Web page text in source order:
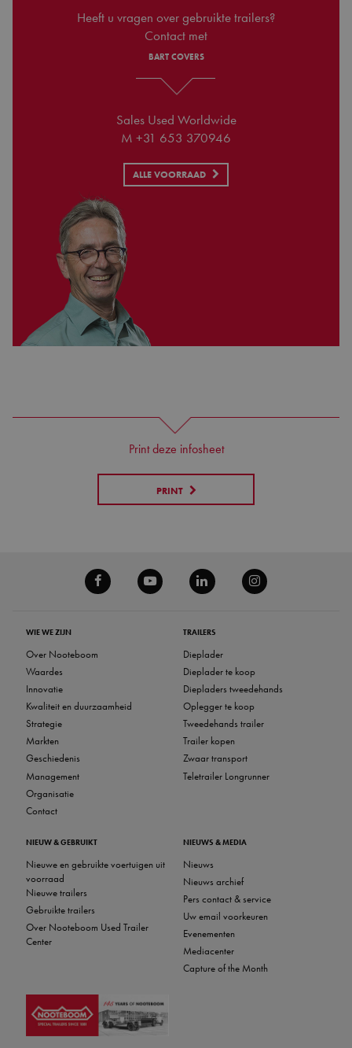
Heeft u vragen over gebruikte trailers?
Contact met
BART COVERS
Sales Used Worldwide
M +31 653 370946
ALLE VOORRAAD
Print deze infosheet
PRINT
WIE WE ZIJN
Over Nooteboom
Waardes
Innovatie
Kwaliteit en duurzaamheid
Strategie
Markten
Geschiedenis
Management
Organisatie
Contact
TRAILERS
Dieplader
Dieplader te koop
Diepladers tweedehands
Oplegger te koop
Tweedehands trailer
Trailer kopen
Zwaar transport
Teletrailer Longrunner
NIEUW & GEBRUIKT
Nieuwe en gebruikte voertuigen uit
voorraad
Nieuwe trailers
Gebruikte trailers
Over Nooteboom Used Trailer
Center
NIEUWS & MEDIA
Nieuws
Nieuws archief
Pers contact & service
Uw email voorkeuren
Evenementen
Mediacenter
Capture of the Month